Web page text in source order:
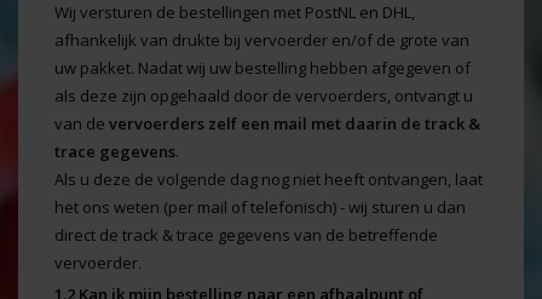
Wij versturen de bestellingen met PostNL en DHL,
afhankelijk van drukte bij vervoerder en/of de grote van
uw pakket. Nadat wij uw bestelling hebben afgegeven of
als deze zijn opgehaald door de vervoerders, ontvangt u
van de vervoerders zelf een mail met daarin de track &
trace gegevens.
Als u deze de volgende dag nog niet heeft ontvangen, laat
het ons weten (per mail of telefonisch) - wij sturen u dan
direct de track & trace gegevens van de betreffende
vervoerder.
1.2 Kan ik mijn bestelling naar een afhaalpunt of